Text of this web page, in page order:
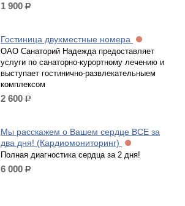
1 900 р.
Гостиница двухместные номера
ОАО Санаторий Надежда предоставляет
услуги по санаторно-курортному лечению и
выступает гостинично-развлекательныем
комплексом
2 600 р.
Мы расскажем о Вашем сердце ВСЕ за
два дня! (Кардиомониторинг)
Полная диагностика сердца за 2 дня!
6 000 р.